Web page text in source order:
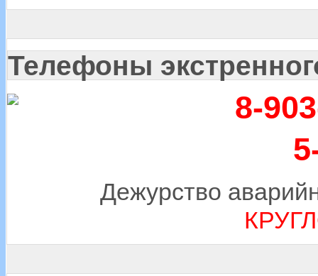
Телефоны
8-
Дежурство